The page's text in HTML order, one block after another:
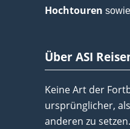
Hochtouren sowie
Über ASI
Keine Art der
ursprünglicher,
anderen zu